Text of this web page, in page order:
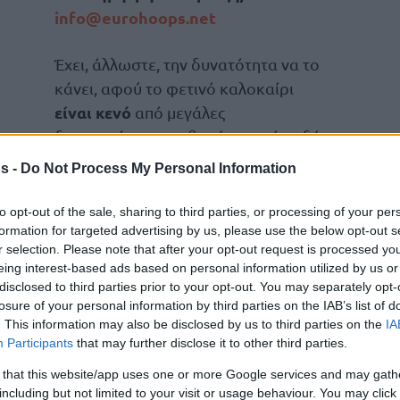
- Do Not Process My Personal Information
opt-out of the sale, sharing to third parties, or processing of your
for targeted advertising by us, please use the below opt-out
selection. Please note that after your opt-out request is processed
interest-based ads based on personal information utilized by us
to third parties prior to your opt-out. You may separately
of your personal information by third parties on the IAB’s list of
This information may also be disclosed by us to third parties on the
Participants that may further disclose it to other third parties.
that this website/app uses one or more Google services and may
but not limited to your visit or usage behaviour. You may
info@eurohoops.net
Έχει, άλλωστε, την δυνατότητα να το
κάνει, αφού το φετινό καλοκαίρι
είναι κενό από μεγάλες
διοργανώσεις και θα γίνουν μόνο δύο
παιχνίδια για τα προκριματικά του
Ιουλίου για τη Σλοβενία, κόντρα στην
όμιλο (σ.σ. η Τσεχία είναι η τέταρτη
από την επόμενη φάση των
θέματα, καθώς χώρισε με τη